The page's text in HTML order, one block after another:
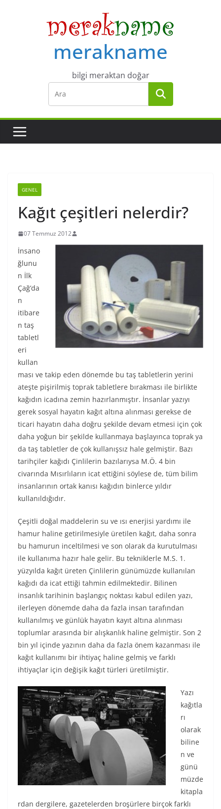
merakname
bilgi meraktan doğar
GENEL
Kağıt çeşitleri nelerdir?
07 Temmuz 2012
İnsano
ğlunu
n İlk
Çağ’da
n
itibare
n taş
tabletl
eri
kullan
ması ve takip eden dönemde bu taş tabletlerin yerini
ateşte pişirilmiş toprak tabletlere bırakması ile birlikte
kağıdın icadına zemin hazırlanmıştır. İnsanlar yazıyı
gerek sosyal hayatın kağıt altına alınması gerekse de
ticari hayatın daha doğru şekilde devam etmesi için çok
daha yoğun bir şekilde kullanmaya başlayınca toprak ya
da taş tabletler de çok kullanışsız hale gelmiştir. Bazı
tarihçiler kağıdı Çinlilerin bazılarıysa M.Ö. 4 bin
civarında Mısırlıların icat ettiğini söylese de, tüm bilim
insanlarının ortak kanısı kağıdın binlerce yıldır
kullanıldığıdır.
Çeşitli doğal maddelerin su ve ısı enerjisi yardımı ile
hamur haline getirilmesiyle üretilen kağıt, daha sonra
bu hamurun inceltilmesi ve son olarak da kurutulması
ile kullanıma hazır hale gelir. Bu tekniklerle M.S. 1.
yüzyılda kağıt üreten Çinlilerin günümüzde kullanılan
kağıdı da icat ettiği tahmin edilmektedir. Bilinen
insanlık tarihinin başlangıç noktası kabul edilen yazı,
ilerleyen dönemde daha da fazla insan tarafından
kullanılmış ve günlük hayatın kayıt altına alınması
toplumlar arasında bir alışkanlık haline gelmiştir. Son 2
bin yıl içinde yazının daha da fazla önem kazanması ile
kağıt kullanımı bir ihtiyaç haline gelmiş ve farklı
ihtiyaçlar için değişik kağıt türleri üretilmiştir.
Yazı
kağıtla
rı
olarak
biline
n ve
günü
müzde
kitapla
rdan dergilere, gazetelerden broşürlere birçok farklı